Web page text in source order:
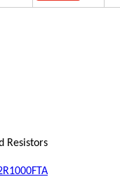
Resistors